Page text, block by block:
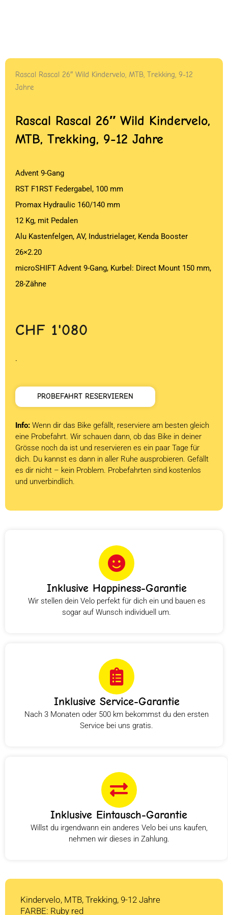
Rascal Rascal 26″ Wild Kindervelo, MTB, Trekking, 9-12
Jahre
Rascal Rascal 26″ Wild Kindervelo,
MTB, Trekking, 9-12 Jahre
Advent 9-Gang
RST F1RST Federgabel, 100 mm
Promax Hydraulic 160/140 mm
12 Kg, mit Pedalen
Alu Kastenfelgen, AV, Industrielager, Kenda Booster
26×2.20
microSHIFT Advent 9-Gang, Kurbel: Direct Mount 150 mm,
28-Zähne
CHF 1'080
.
PROBEFAHRT RESERVIEREN
Info: Wenn dir das Bike gefällt, reserviere am besten gleich
eine Probefahrt. Wir schauen dann, ob das Bike in deiner
Grösse noch da ist und reservieren es ein paar Tage für
dich. Du kannst es dann in aller Ruhe ausprobieren. Gefällt
es dir nicht – kein Problem. Probefahrten sind kostenlos
und unverbindlich.
Inklusive Happiness-Garantie
Wir stellen dein Velo perfekt für dich ein und bauen es
sogar auf Wunsch individuell um.
Inklusive Service-Garantie
Nach 3 Monaten oder 500 km bekommst du den ersten
Service bei uns gratis.
Inklusive Eintausch-Garantie
Willst du irgendwann ein anderes Velo bei uns kaufen,
nehmen wir dieses in Zahlung.
Kindervelo, MTB, Trekking, 9-12 Jahre
FARBE: Ruby red